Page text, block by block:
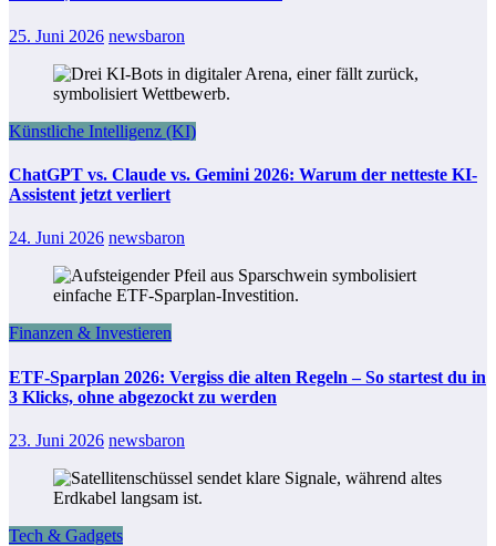
25. Juni 2026 newsbaron
Künstliche Intelligenz (KI)
ChatGPT vs. Claude vs. Gemini 2026: Warum der netteste KI-
Assistent jetzt verliert
24. Juni 2026 newsbaron
Finanzen & Investieren
ETF-Sparplan 2026: Vergiss die alten Regeln – So startest du in
3 Klicks, ohne abgezockt zu werden
23. Juni 2026 newsbaron
Tech & Gadgets